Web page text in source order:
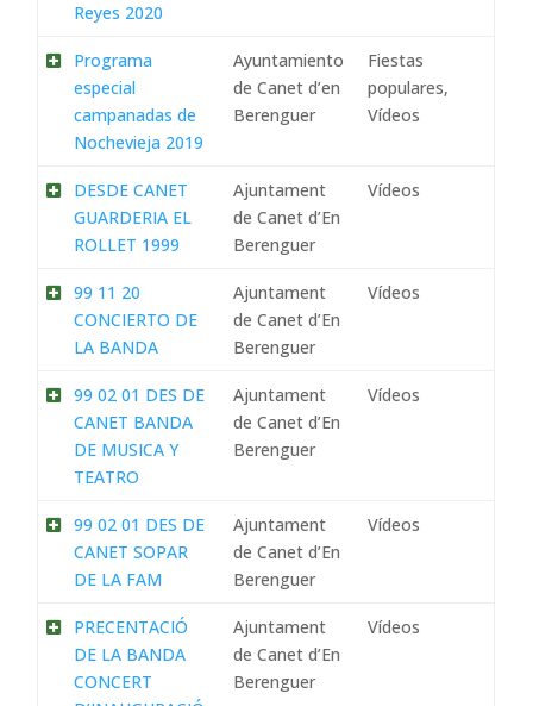
Reyes 2020
Programa
especial
campanadas de
Nochevieja 2019
Ayuntamiento
de Canet d’en
Berenguer
Fiestas
populares,
Vídeos
DESDE CANET
GUARDERIA EL
ROLLET 1999
Ajuntament
de Canet d’En
Berenguer
Vídeos
99 11 20
CONCIERTO DE
LA BANDA
Ajuntament
de Canet d’En
Berenguer
Vídeos
99 02 01 DES DE
CANET BANDA
DE MUSICA Y
TEATRO
Ajuntament
de Canet d’En
Berenguer
Vídeos
99 02 01 DES DE
CANET SOPAR
DE LA FAM
Ajuntament
de Canet d’En
Berenguer
Vídeos
PRECENTACIÓ
DE LA BANDA
CONCERT
Ajuntament
de Canet d’En
Berenguer
Vídeos